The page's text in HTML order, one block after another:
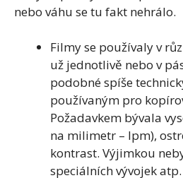
nebo váhu se tu fakt nehrálo.
Filmy se používaly v
už jednotlivě nebo v
podobné spíše
používaným pro
Požadavkem bývala
na milimetr – lpm),
kontrast. Výjimkou
speciálních vývojek